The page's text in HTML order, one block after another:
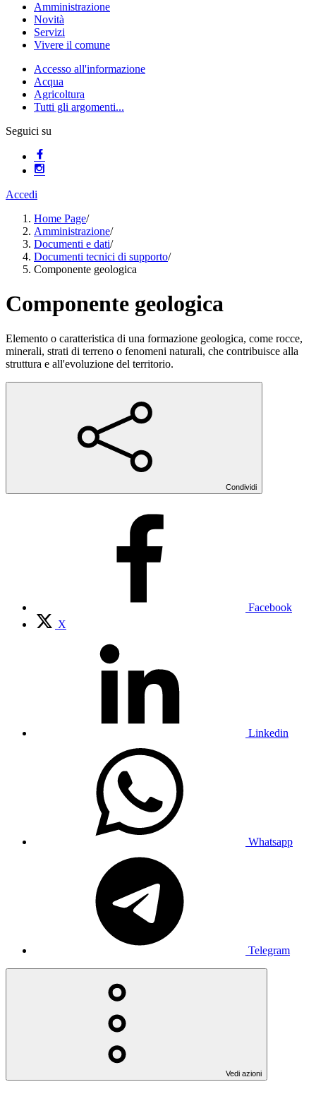
Amministrazione
Novità
Servizi
Vivere il comune
Accesso all'informazione
Acqua
Agricoltura
Tutti gli argomenti...
Seguici su
Accedi
Home Page/
Amministrazione/
Documenti e dati/
Documenti tecnici di supporto/
Componente geologica
Componente geologica
Elemento o caratteristica di una formazione geologica, come rocce,
minerali, strati di terreno o fenomeni naturali, che contribuisce alla
struttura e all'evoluzione del territorio.
Condividi
Facebook
X
Linkedin
Whatsapp
Telegram
Vedi azioni